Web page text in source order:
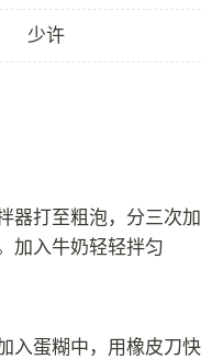
少许
器打至粗泡，分三次加
加入牛奶轻轻拌匀
入蛋糊中，用橡皮刀快